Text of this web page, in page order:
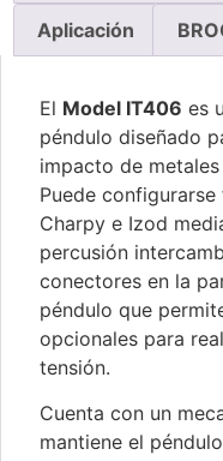
Aplicación
El Model IT406 es
péndulo diseñado
impacto de
Puede
Charpy e Izod
percusión
conectores en la
péndulo que
opcionales para
tensión.
Cuenta con un
mantiene el